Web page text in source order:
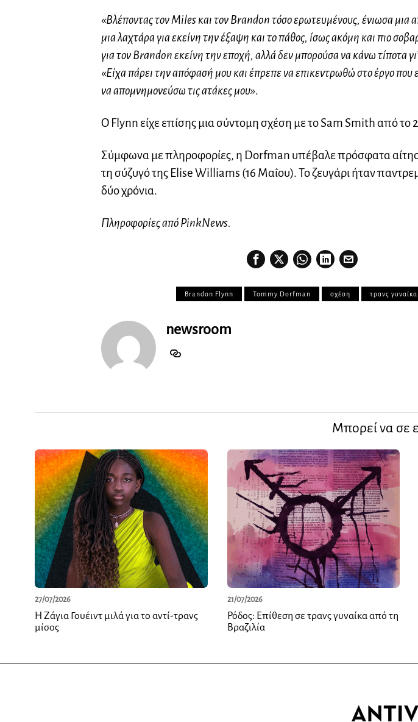
«Βλέποντας τον Miles και τον Brandon τόσο ερωτευμένους, ένιωσα μια
μια λαχτάρα για εκείνη την έξαψη και το πάθος, ίσως ακόμη και πιο
για τον Brandon εκείνη την εποχή, αλλά δεν μπορούσα να κάνω τίποτα
«Είχα πάρει την απόφασή μου και έπρεπε να επικεντρωθώ στο έργο που
να απομνημονεύσω τις ατάκες μου».
Ο Flynn είχε επίσης μια σύντομη σχέση με το Sam Smith από το
Σύμφωνα με πληροφορίες, η Dorfman υπέβαλε πρόσφατα
τη σύζυγό της Elise Williams (16 Μαΐου). Το ζευγάρι ήταν
δύο χρόνια.
Πληροφορίες από PinkNews.
Brandon Flynn Tommy Dorfman σχέση τρανς γυναίκα
newsroom
Μπορεί να σε
27/07/2026
Η Ζάγια Γουέιντ μιλά για το αντί-τρανς
μίσος
21/07/2026
Ρόδος: Επίθεση σε τρανς γυναίκα από τη
Βραζιλία